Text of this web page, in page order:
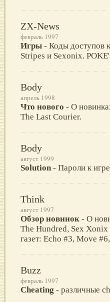
ZX-News
февраль 1997
Игры - Коды доступов
Stripes и Sexonix.
Body
апрель 1998
Что нового - О
The Last Courier.
Body
август 1999
Solution - Пароли к
Think
август 1997
Обзор новинок - О
The Hundred, Sex
газет: Echo #3, Move
Buzz
февраль 1997
Cheating - различные